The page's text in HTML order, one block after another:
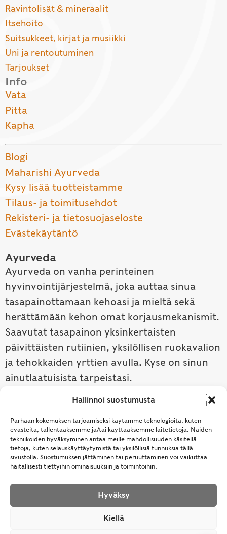
Hallinnoi suostumusta
Parhaan kokemuksen tarjoamiseksi käytämme teknologioita, kuten
evästeitä, tallentaaksemme ja/tai käyttääksemme laitetietoja. Näiden
tekniikoiden hyväksyminen antaa meille mahdollisuuden käsitellä
tietoja, kuten selauskäyttäytymistä tai yksilöllisiä tunnuksia tällä
sivustolla. Suostumuksen jättäminen tai peruuttaminen voi vaikuttaa
haitallisesti tiettyihin ominaisuuksiin ja toimintoihin.
Hyväksy
Kiellä
Ravintolisät & mineraalit
Itsehoito
Suitsukkeet, kirjat ja musiikki
Uni ja rentoutuminen
Tarjoukset
Info
Vata
Pitta
Kapha
Blogi
Maharishi Ayurveda
Kysy lisää tuotteistamme
Tilaus- ja toimitusehdot
Rekisteri- ja tietosuojaseloste
Evästekäytäntö
Ayurveda
Ayurveda on vanha perinteinen
hyvinvointijärjestelmä, joka auttaa sinua
tasapainottamaan kehoasi ja mieltä sekä
herättämään kehon omat korjausmekanismit.
Saavutat tasapainon yksinkertaisten
päivittäisten rutiinien, yksilöllisen ruokavalion
ja tehokkaiden yrttien avulla. Kyse on sinun
ainutlaatuisista tarpeistasi.
Tutustu ayurvedaan →
© Samhita | Ayurveda -tuotteita suomalaisille jo
vuodesta 1994. All Rights Reserved.